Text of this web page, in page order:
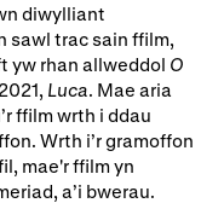
diwylliant
sawl trac sain ffilm,
yw rhan allweddol O
Luca . Mae aria
ffilm wrth i ddau
Wrth i’r gramoffon
mae'r ffilm yn
a’i bwerau.